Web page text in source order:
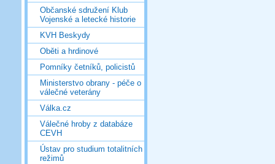
Občanské sdružení Klub
Vojenské a letecké historie
KVH Beskydy
Oběti a hrdinové
Pomníky četníků, policistů
Ministerstvo obrany - péče o
válečné veterány
Válka.cz
Válečné hroby z databáze
CEVH
Ústav pro studium totalitních
režimů